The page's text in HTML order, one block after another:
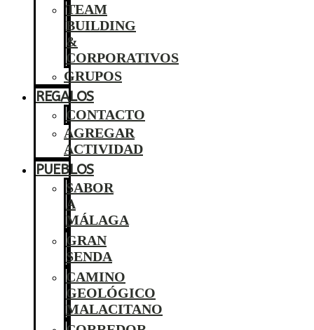
TEAM
BUILDING
&
CORPORATIVOS
GRUPOS
REGALOS
CONTACTO
AGREGAR
ACTIVIDAD
PUEBLOS
SABOR
A
MÁLAGA
GRAN
SENDA
CAMINO
GEOLÓGICO
MALACITANO